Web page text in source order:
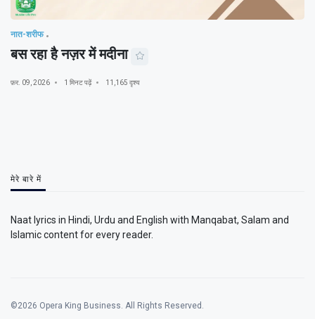
नात-शरीफ
बस रहा है नज़र में मदीना
फ़र. 09, 2026 1 मिनट पढ़ें 11,165 दृश्य
मेरे बारे में
Naat lyrics in Hindi, Urdu and English with Manqabat, Salam and
Islamic content for every reader.
©2026 Opera King Business. All Rights Reserved.